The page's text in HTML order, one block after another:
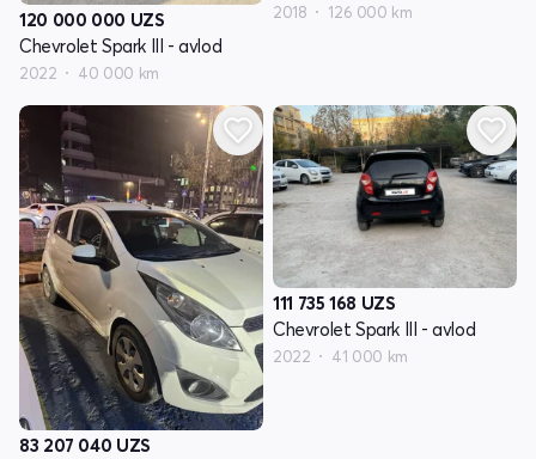
120 000 000 UZS
Chevrolet Spark III - avlod
2022 40 000 km
2018 126 000 km
83 207 040 UZS
111 735 168 UZS
Chevrolet Spark III - avlod
2022 41 000 km